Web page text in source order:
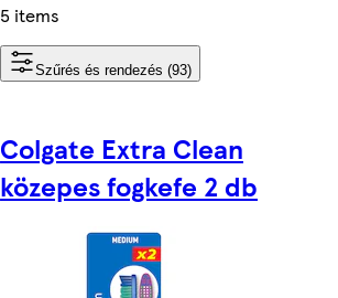
5 items
Szűrés és rendezés (93)
Colgate Extra Clean
közepes fogkefe 2 db